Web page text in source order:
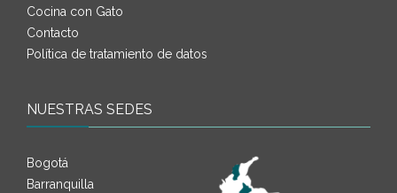
Cocina con Gato
Contacto
Política de tratamiento de datos
NUESTRAS SEDES
Bogotá
Barranquilla